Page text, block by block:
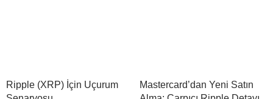
Ripple (XRP) İçin Uçurum
Mastercard’dan Yeni Satın